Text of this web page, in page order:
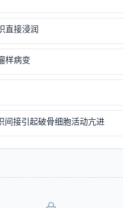
直接浸润
样病变
间接引起破骨细胞活动亢进